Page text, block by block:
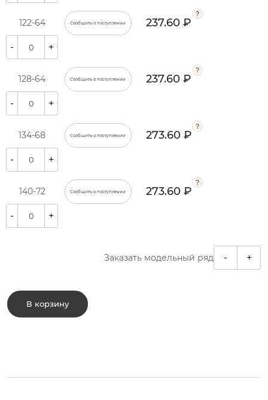
122-64 Сообщить о поступлении 237.60 ₽
- +
128-64 Сообщить о поступлении 237.60 ₽
- +
134-68 Сообщить о поступлении 273.60 ₽
- +
140-72 Сообщить о поступлении 273.60 ₽
- +
Заказать модельный ряд - +
В корзину